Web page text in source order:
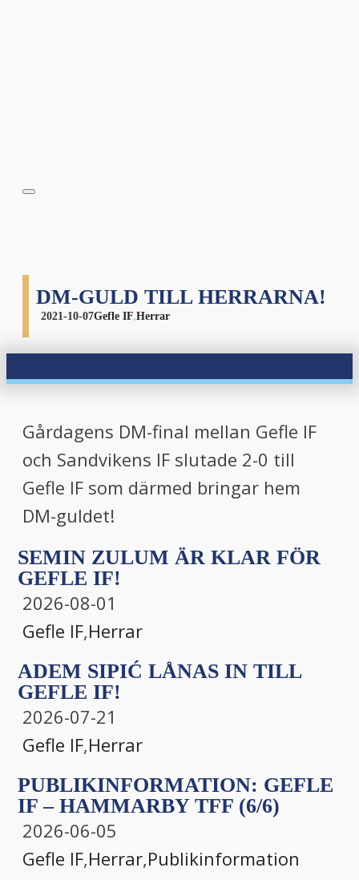
DM-GULD TILL HERRARNA!
2021-10-07Gefle IF,Herrar
Gårdagens DM-final mellan Gefle IF
och Sandvikens IF slutade 2-0 till
Gefle IF som därmed bringar hem
DM-guldet!
SEMIN ZULUM ÄR KLAR FÖR
GEFLE IF!
2026-08-01
Gefle IF,Herrar
ADEM SIPIĆ LÅNAS IN TILL
GEFLE IF!
2026-07-21
Gefle IF,Herrar
PUBLIKINFORMATION: GEFLE
IF – HAMMARBY TFF (6/6)
2026-06-05
Gefle IF,Herrar,Publikinformation